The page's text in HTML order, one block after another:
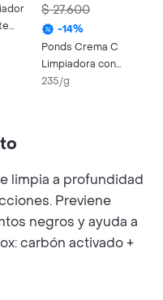
$ 27.600
-14%
Ponds Crema C
Limpiadora con
Extracto de Pepino
235/g
limpia a profundidad
Previene
negros y ayuda a
carbón activado +